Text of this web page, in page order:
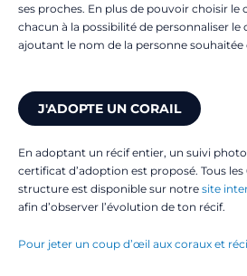
ses proches. En plus de pouvoir choisir le
chacun à la possibilité de personnaliser le
ajoutant le nom de la personne souhaitée
J'ADOPTE UN CORAIL
En adoptant un récif entier, un suivi
certificat d’adoption est proposé. Tous
structure est disponible sur notre site
afin d’observer l’évolution de ton récif.
Pour jeter un coup d’œil aux coraux et